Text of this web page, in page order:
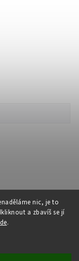
nic, je to
a zbavíš se jí
.